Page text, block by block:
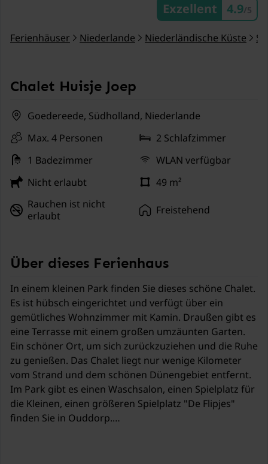
Exzellent 4.9/5
Ferienhäuser Niederlande Niederländische Küste
Chalet Huisje Joep
Goedereede, Südholland, Niederlande
Max. 4 Personen
2 Schlafzimmer
1 Badezimmer
WLAN verfügbar
Nicht erlaubt
49 m²
Rauchen ist nicht
erlaubt
Freistehend
Über dieses Ferienhaus
In einem kleinen Park finden Sie dieses schöne Chalet.
Es ist hübsch eingerichtet und verfügt über ein
gemütliches Wohnzimmer mit Kamin. Draußen gibt es
eine Terrasse mit einem großen umzäunten Garten.
Ein schöner Ort, um sich zurückzuziehen und die Ruhe
zu genießen. Das Chalet liegt nur wenige Kilometer
vom Strand und dem schönen Dünengebiet entfernt.
Im Park gibt es einen Waschsalon, einen Spielplatz für
die Kleinen, einen größeren Spielplatz "De Flipjes"
finden Sie in Ouddorp.